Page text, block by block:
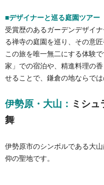
■デザイナーと巡る庭園ツアー
受賞歴のあるガーデンデザイナ
る禅寺の庭園を巡り、その意
この旅を唯一無二にする体験
家」での宿泊や、精進料理の
せることで、鎌倉の地ならで
伊勢原・大山： ミシュ
舞
伊勢原市のシンボルである大
仰の聖地です。